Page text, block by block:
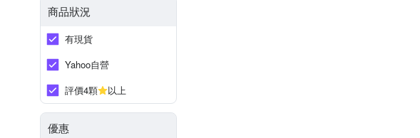
商品狀況
有現貨
Yahoo自營
評價4顆
以上
優惠